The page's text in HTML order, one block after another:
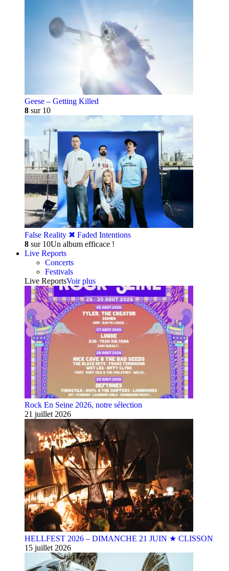
Geese – Getting Killed
8 sur 10
False Reality ✖︎ Faded Intentions
8 sur 10Un album efficace !
Live Reports
Concerts
Festivals
Live ReportsVoir plus
Rock En Seine 2026, notre sélection
21 juillet 2026
HELLFEST 2026 – DIMANCHE 21 JUIN ★ CLISSON
15 juillet 2026